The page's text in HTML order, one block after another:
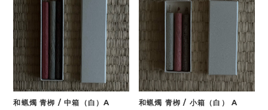
和蝋燭 青栁 / 中箱（白）A
和蝋燭 青栁 / 小箱（白） A